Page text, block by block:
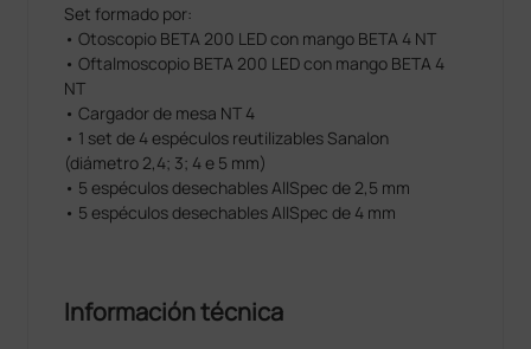
Set formado por:
• Otoscopio BETA 200 LED con mango BETA 4 NT
• Oftalmoscopio BETA 200 LED con mango BETA 4
NT
• Cargador de mesa NT 4
• 1 set de 4 espéculos reutilizables Sanalon
(diámetro 2,4; 3; 4 e 5 mm)
• 5 espéculos desechables AllSpec de 2,5 mm
• 5 espéculos desechables AllSpec de 4 mm
Información técnica